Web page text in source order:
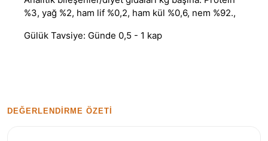
%3, yağ %2, ham lif %0,2, ham kül %0,6, nem %92.,
Gülük Tavsiye: Günde 0,5 - 1 kap
DEĞERLENDIRME ÖZETI